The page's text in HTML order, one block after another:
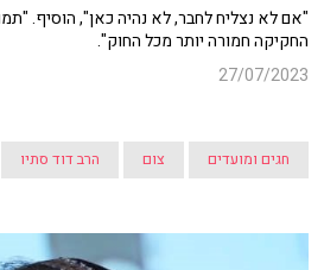
"אם לא נצליח לחבר, לא נהיה כאן", הוסיף.
החקיקה חמורה יותר מכל החוק".
27/07/2023
חגים ומועדים צום הרב דוד סתיו